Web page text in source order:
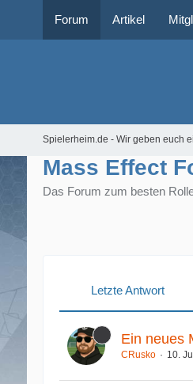
Forum Artikel
Spielerheim.de - Wir geben euch
Mass Effect
Das Forum zum besten
Letzte Antwort
Ein neues
CRusko 10.